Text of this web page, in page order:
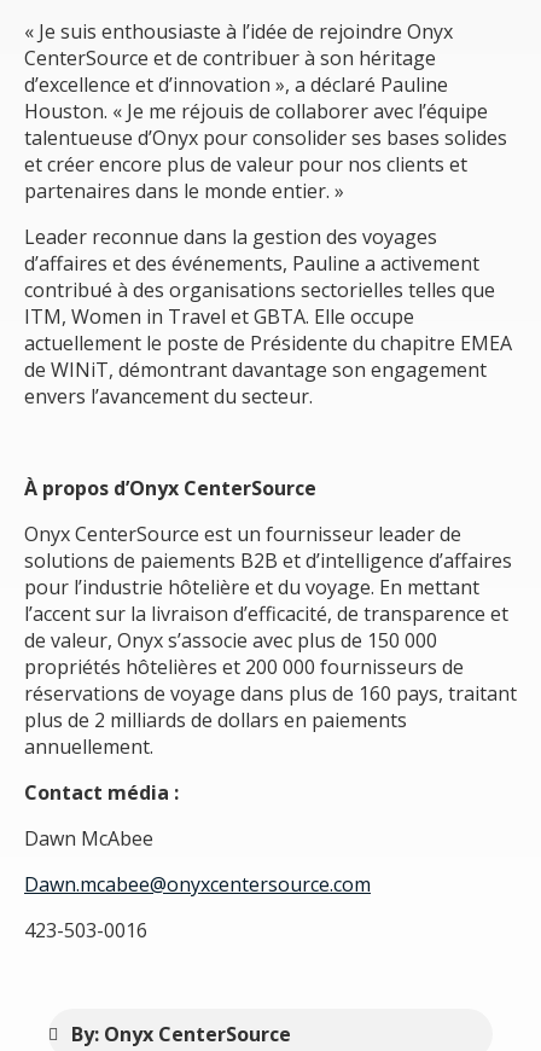
« Je suis enthousiaste à l’idée de rejoindre Onyx
CenterSource et de contribuer à son héritage
d’excellence et d’innovation », a déclaré Pauline
Houston. « Je me réjouis de collaborer avec l’équipe
talentueuse d’Onyx pour consolider ses bases solides
et créer encore plus de valeur pour nos clients et
partenaires dans le monde entier. »
Leader reconnue dans la gestion des voyages
d’affaires et des événements, Pauline a activement
contribué à des organisations sectorielles telles que
ITM, Women in Travel et GBTA. Elle occupe
actuellement le poste de Présidente du chapitre EMEA
de WINiT, démontrant davantage son engagement
envers l’avancement du secteur.
À propos d’Onyx CenterSource
Onyx CenterSource est un fournisseur leader de
solutions de paiements B2B et d’intelligence d’affaires
pour l’industrie hôtelière et du voyage. En mettant
l’accent sur la livraison d’efficacité, de transparence et
de valeur, Onyx s’associe avec plus de 150 000
propriétés hôtelières et 200 000 fournisseurs de
réservations de voyage dans plus de 160 pays, traitant
plus de 2 milliards de dollars en paiements
annuellement.
Contact média :
Dawn McAbee
Dawn.mcabee@onyxcentersource.com
423-503-0016
By: Onyx CenterSource